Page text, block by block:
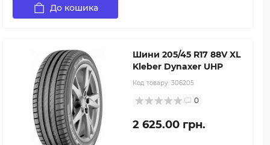
До кошика
Шини 205/45 R17 88V XL
Kleber Dynaxer UHP
Код товару: 306205
0
2 625.00 грн.